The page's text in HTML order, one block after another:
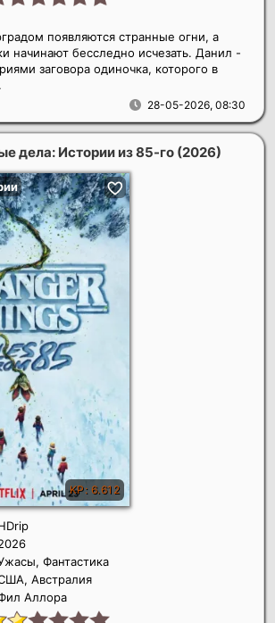
28-05-2026, 08:30
появляются странные огни, а
начинают бесследно исчезать. Данил -
заговора одиночка, которого в
дела: Истории из 85-го (2026)
Фантастика
Австралия
Аллора